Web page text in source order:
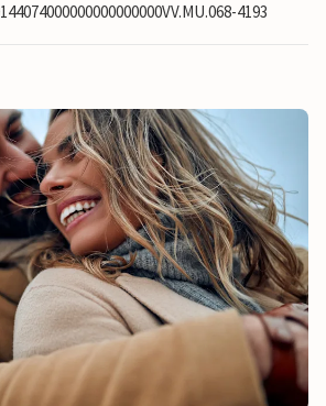
4193